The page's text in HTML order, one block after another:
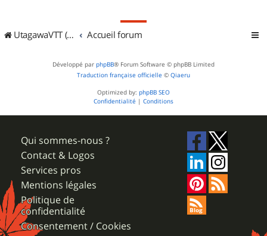
UtagawaVTT (Randos VTT et VTTAE avec traces GPS) Accueil forum
Développé par phpBB® Forum Software © phpBB Limited
Traduction française officielle © Qiaeru
Optimized by: phpBB SEO
Confidentialité | Conditions
Qui sommes-nous ?
Contact & Logos
Services pros
Mentions légales
Politique de
confidentialité
Consentement / Cookies